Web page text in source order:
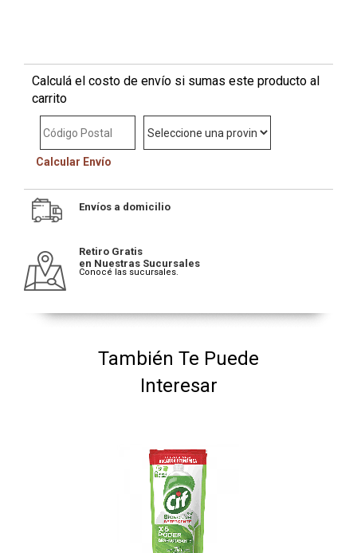
Calculá el costo de envío si sumas este producto al
carrito
Calcular Envío
Envíos a domicilio
Retiro Gratis
en Nuestras Sucursales
Conocé las sucursales.
También Te Puede
Interesar